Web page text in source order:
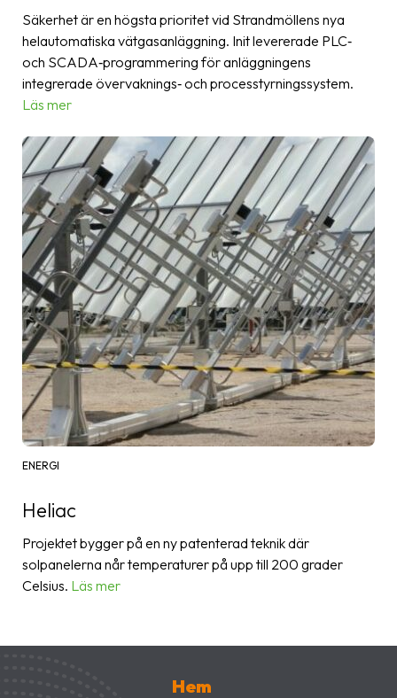
Säkerhet är en högsta prioritet vid Strandmöllens nya
helautomatiska vätgasanläggning. Init levererade PLC‑
och SCADA‑programmering för anläggningens
integrerade övervaknings‑ och processtyrningssystem.
Läs mer
ENERGI
Heliac
Projektet bygger på en ny patenterad teknik där
solpanelerna når temperaturer på upp till 200 grader
Celsius. Läs mer
Hem